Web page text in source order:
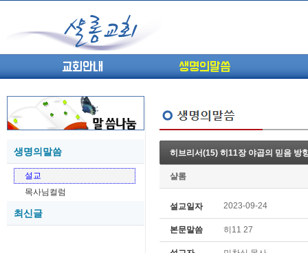
교회안내 생명의말씀
생명의말씀
설교
목사님컬럼
최신글
05-26 (고린도전서12) 고전7:23-40 ...
05-20 (고린도전서10) 고전6:1~11 ...
05-20 (고린도전서9) 고전5:1-13 ...
히브리서(15) 히11장 야곱의 믿음 방
샬롬
설교일자 2023-09-24
본문말씀 히11 27